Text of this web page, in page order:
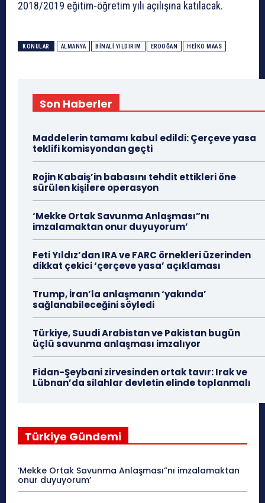
2018/2019 eğitim-öğretim yılı açılışına katılacak.
KONULAR ALMANYA BINALI YILDIRIM ERDOĞAN HEIKO MAAS
Son Haberler
Maddelerin tamamı kabul edildi: Çerçeve yasa
teklifi komisyondan geçti
Rojin Kabaiş’in babasını tehdit ettikleri öne
sürülen kişilere operasyon
‘Mekke Ortak Savunma Anlaşması”nı
imzalamaktan onur duyuyorum’
Feti Yıldız’dan IRA ve FARC örnekleri üzerinden
dikkat çekici ‘çerçeve yasa’ açıklaması
Trump, İran’la anlaşmanın ‘yakında’
sağlanabileceğini söyledi
Türkiye, Suudi Arabistan ve Pakistan bugün
üçlü savunma anlaşması imzalıyor
Fidan-Şeybani zirvesinden ortak tavır: Irak ve
Lübnan’da silahlar devletin elinde toplanmalı
Türkiye Gündemi
‘Mekke Ortak Savunma Anlaşması”nı imzalamaktan
onur duyuyorum’